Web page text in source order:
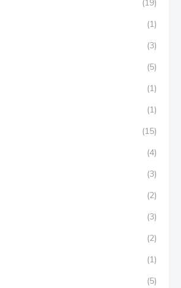
(19)
(1)
(3)
(5)
(1)
(1)
(15)
(4)
(3)
(2)
(3)
(2)
(1)
(5)